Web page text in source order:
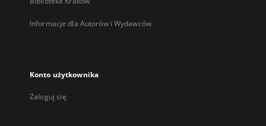
Informacje dla Autorów i Wydawców
Konto użytkownika
Zaloguj się